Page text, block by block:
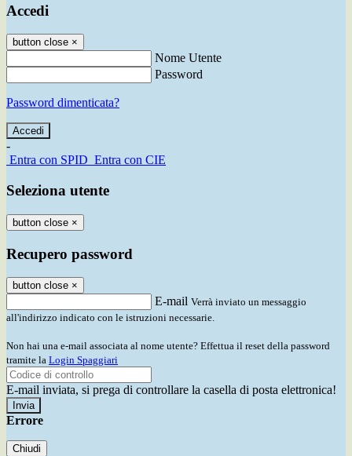
Accedi
button close ×
Nome Utente
Password
Password dimenticata?
-
Entra con SPID Entra con CIE
Seleziona utente
button close ×
Recupero password
button close ×
E-mail Verrà inviato un messaggio
all'indirizzo indicato con le istruzioni necessarie.
Non hai una e-mail associata al nome utente? Effettua il reset della password
tramite la Login Spaggiari
E-mail inviata, si prega di controllare la casella di posta elettronica!
Errore
Chiudi